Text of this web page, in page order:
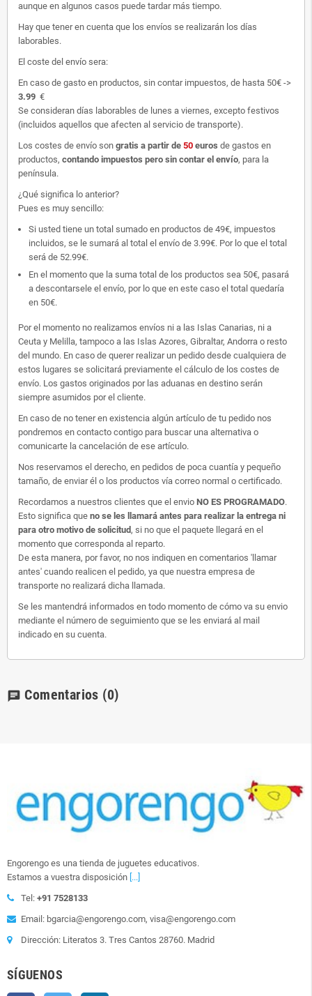
aunque en algunos casos puede tardar más tiempo.
Hay que tener en cuenta que los envíos se realizarán los días
laborables.
El coste del envío sera:
En caso de gasto en productos, sin contar impuestos, de hasta 50€ ->
3.99 €
Se consideran días laborables de lunes a viernes, excepto festivos
(incluidos aquellos que afecten al servicio de transporte).
Los costes de envío son gratis a partir de 50 euros de gastos en
productos, contando impuestos pero sin contar el envío, para la
península.
¿Qué significa lo anterior?
Pues es muy sencillo:
Si usted tiene un total sumado en productos de 49€, impuestos
incluidos, se le sumará al total el envío de 3.99€. Por lo que el total
será de 52.99€.
En el momento que la suma total de los productos sea 50€, pasará
a descontarsele el envío, por lo que en este caso el total quedaría
en 50€.
Por el momento no realizamos envíos ni a las Islas Canarias, ni a
Ceuta y Melilla, tampoco a las Islas Azores, Gibraltar, Andorra o resto
del mundo. En caso de querer realizar un pedido desde cualquiera de
estos lugares se solicitará previamente el cálculo de los costes de
envío. Los gastos originados por las aduanas en destino serán
siempre asumidos por el cliente.
En caso de no tener en existencia algún artículo de tu pedido nos
pondremos en contacto contigo para buscar una alternativa o
comunicarte la cancelación de ese artículo.
Nos reservamos el derecho, en pedidos de poca cuantía y pequeño
tamaño, de enviar él o los productos vía correo normal o certificado.
Recordamos a nuestros clientes que el envio NO ES PROGRAMADO.
Esto significa que no se les llamará antes para realizar la entrega ni
para otro motivo de solicitud, si no que el paquete llegará en el
momento que corresponda al reparto.
De esta manera, por favor, no nos indiquen en comentarios 'llamar
antes' cuando realicen el pedido, ya que nuestra empresa de
transporte no realizará dicha llamada.
Se les mantendrá informados en todo momento de cómo va su envio
mediante el número de seguimiento que se les enviará al mail
indicado en su cuenta.
chat Comentarios (0)
Engorengo es una tienda de juguetes educativos.
Estamos a vuestra disposición [...]
Tel: +91 7528133
Email: bgarcia@engorengo.com, visa@engorengo.com
Dirección: Literatos 3. Tres Cantos 28760. Madrid
SÍGUENOS